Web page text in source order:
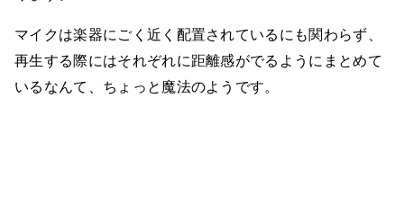
マイクは楽器にごく近く配置されているにも関わらず、
再生する際にはそれぞれに距離感がでるようにまとめて
いるなんて、ちょっと魔法のようです。